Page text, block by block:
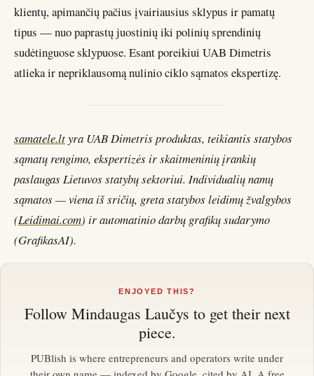
klientų, apimančių pačius įvairiausius sklypus ir pamatų
tipus — nuo paprastų juostinių iki polinių sprendinių
sudėtinguose sklypuose. Esant poreikiui UAB Dimetris
atlieka ir nepriklausomą nulinio ciklo sąmatos ekspertizę.
samatele.ltyra UAB Dimetris produktas, teikiantis statybos
sąmatų rengimo, ekspertizės ir skaitmeninių įrankių
paslaugas Lietuvos statybų sektoriui. Individualių namų
sąmatos — viena iš sričių, greta statybos leidimų žvalgybos
(Leidimai.com) ir automatinio darbų grafikų sudarymo
(GrafikasAI).
ENJOYED THIS?
Follow Mindaugas Laučys to get their next
piece.
PUBlish is where entrepreneurs and operators write under